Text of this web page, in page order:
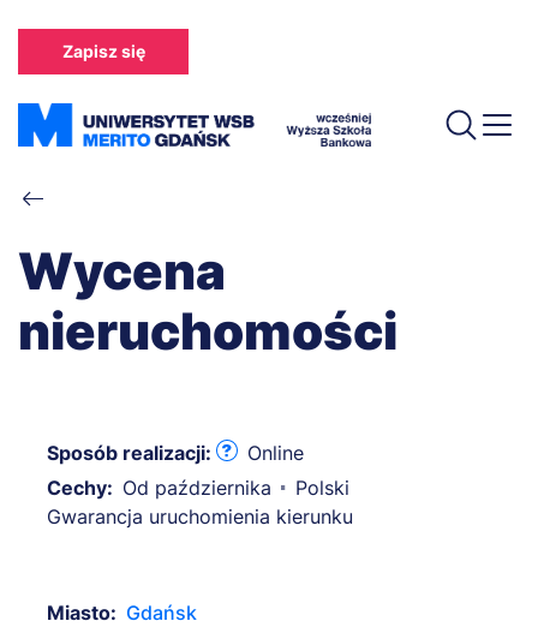
treści
Zapisz się
Ścieżka
nawigacyjna
Wycena
nieruchomości
Sposób realizacji:
Online
Cechy: Od października
Polski
Gwarancja uruchomienia kierunku
Miasto: Gdańsk